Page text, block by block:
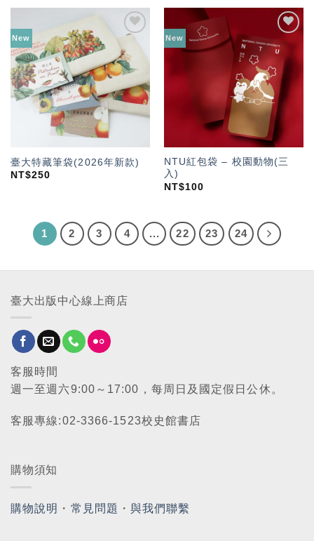
New
加入
「願
望輕
單」
臺大特藏筆袋(2026年新款)
NT$250
New
加入
「願
望輕
單」
NTU紅包袋 – 校園動物(三
入)
NT$100
1 2 3 4 ... 22 23 24
臺大出版中心線上商店
客服時間
週一至週六9:00～17:00，每周日及國定假日公休。
客服專線:02-3366-1523校史館書店
購物須知
購物說明 ・ 常見問題 ・與我們聯繫